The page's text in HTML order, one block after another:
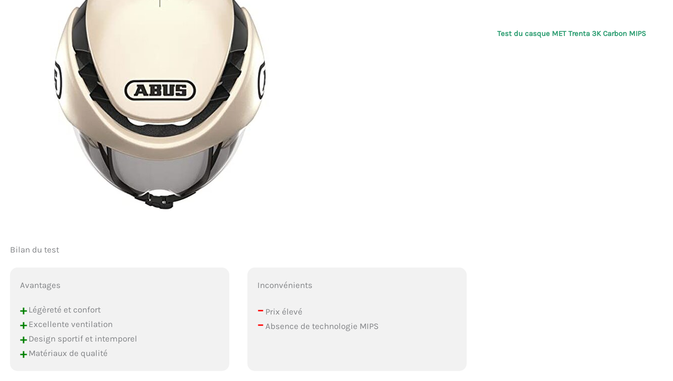
Bilan du test
Avantages
+Légèreté et confort
+Excellente ventilation
+Design sportif et intemporel
+Matériaux de qualité
Inconvénients
– Prix élevé
– Absence de technologie MIPS
Test du casque MET Trenta 3K Carbon MIPS